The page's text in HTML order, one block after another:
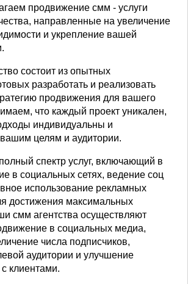
продвижение смм - услуги
направленные на увеличение
и укрепление вашей
состоит из опытных
разработать и реализовать
продвижения для вашего
что каждый проект уникален,
индивидуальны и
целям и аудитории.
спектр услуг, включающий в
в социальных сетях, ведение соц
использование рекламных
достижения максимальных
смм агентства осуществляют
в социальных медиа,
числа подписчиков,
аудитории и улучшение
клиентами.